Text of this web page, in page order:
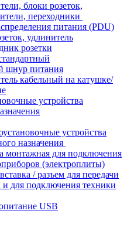
блоки розеток,
переходники
питания (PDU)
удлинитель
розетки
шнур питания
кабельный на катушке/
устройства
устройства
назначения
монтажная для подключения
(электроплиты)
/ разъем для передачи
для подключения техники
USB